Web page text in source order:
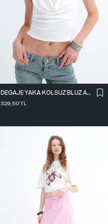
DEGAJE YAKA KOLSUZ BLUZ A0980
329,50TL